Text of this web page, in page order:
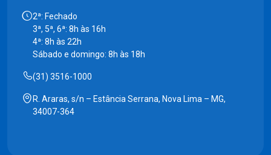
2ª: Fechado
3ª, 5ª, 6ª: 8h às 16h
4ª: 8h às 22h
Sábado e domingo: 8h às 18h
(31) 3516-1000
R. Araras, s/n – Estância Serrana, Nova Lima – MG,
34007-364